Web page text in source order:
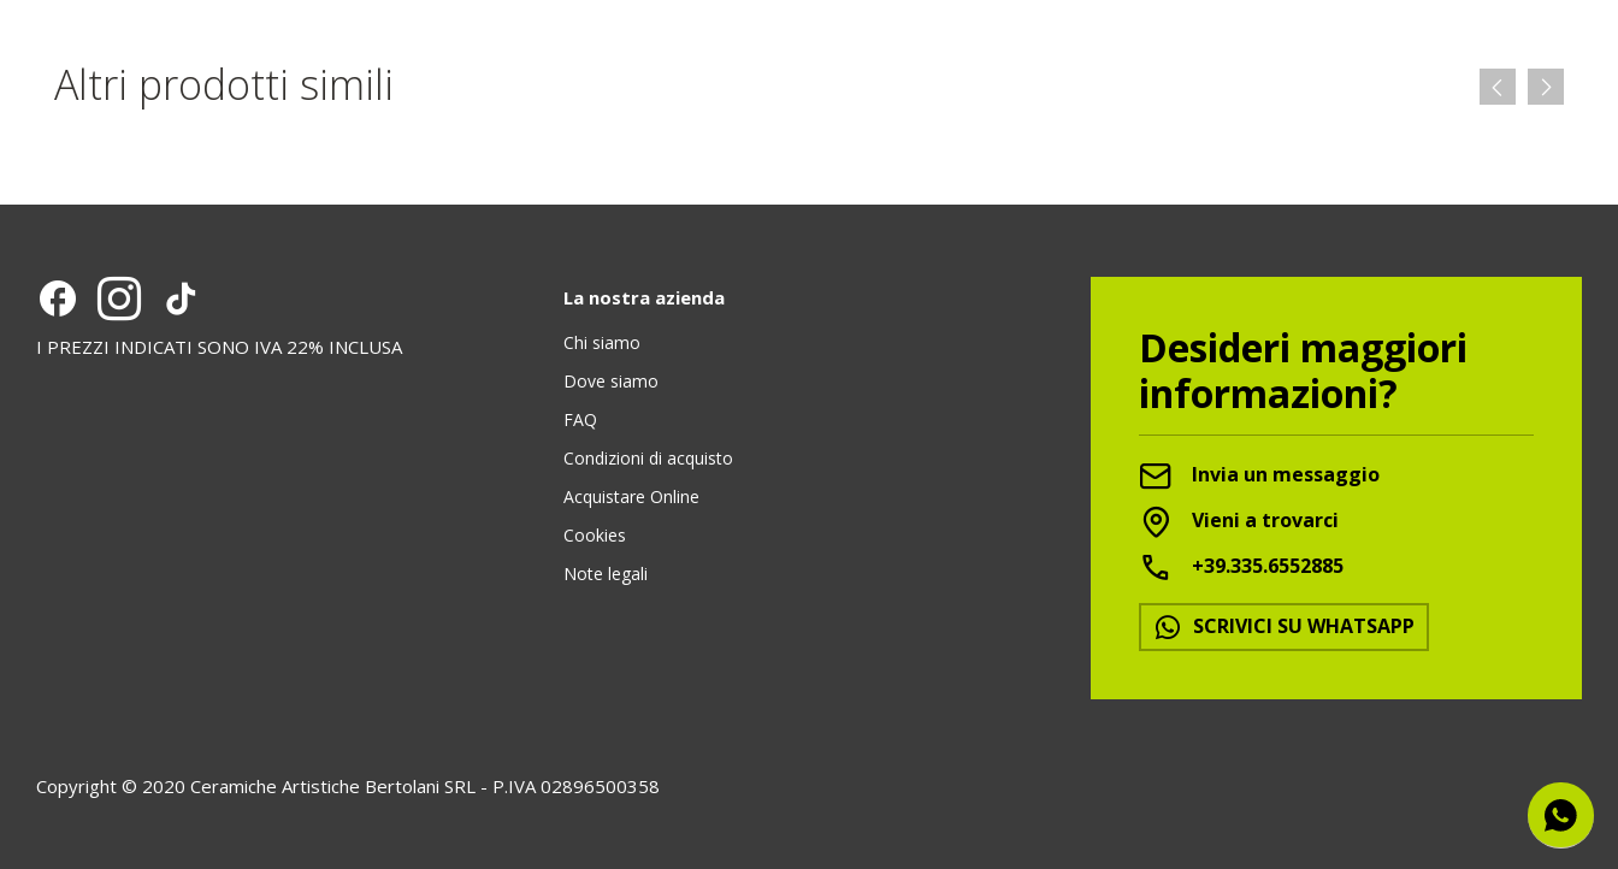
Altri prodotti simili
I PREZZI INDICATI SONO IVA 22% INCLUSA
La nostra azienda
Chi siamo
Dove siamo
FAQ
Condizioni di acquisto
Acquistare Online
Cookies
Note legali
Desideri maggiori
informazioni?
Invia un messaggio
Vieni a trovarci
+39.335.6552885
SCRIVICI SU WHATSAPP
Copyright © 2020 Ceramiche Artistiche Bertolani SRL - P.IVA 02896500358